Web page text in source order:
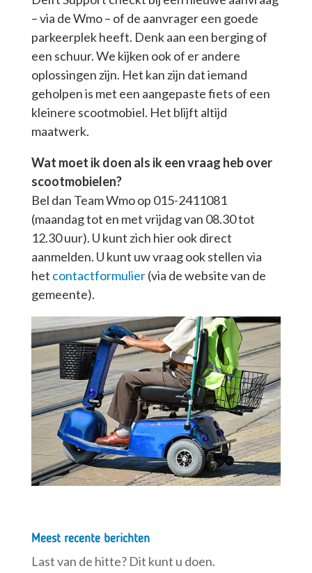
– via de Wmo – of de aanvrager een goede
parkeerplek heeft. Denk aan een berging of
een schuur. We kijken ook of er andere
oplossingen zijn. Het kan zijn dat iemand
geholpen is met een aangepaste fiets of een
kleinere scootmobiel. Het blijft altijd
maatwerk.
Wat moet ik doen als ik een vraag heb over
scootmobielen?
Bel dan Team Wmo op 015-2411081
(maandag tot en met vrijdag van 08.30 tot
12.30 uur). U kunt zich hier ook direct
aanmelden. U kunt uw vraag ook stellen via
het contactformulier(via de website van de
gemeente).
Meest recente berichten
Last van de hitte? Dit kunt u doen.